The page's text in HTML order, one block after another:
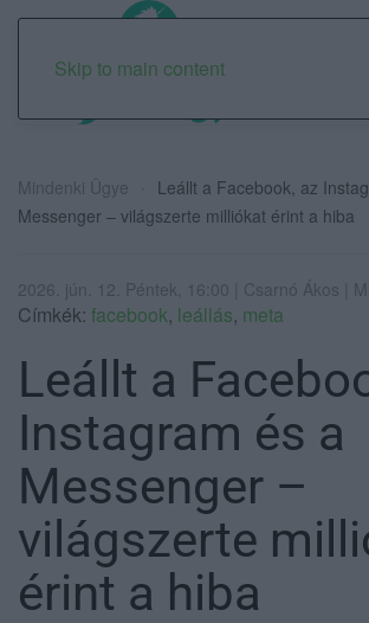
Skip to main content
Mindenki Ügye
Leállt a Facebook, az
Messenger – világszerte milliókat érint a hiba
2026. jún. 12. Péntek, 16:00 | Csarnó Ákos |
Címkék: facebook, leállás, meta
Leállt a
Instagram és a
Messenger –
világszerte
érint a hiba